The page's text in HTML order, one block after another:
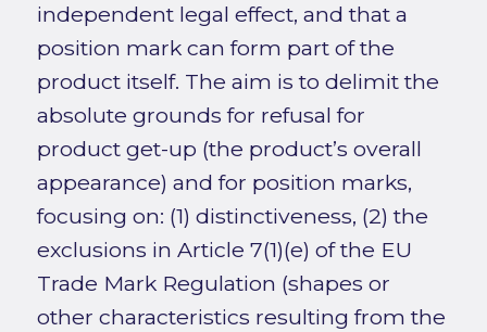
independent legal effect, and that a
position mark can form part of the
product itself. The aim is to delimit the
absolute grounds for refusal for
product get-up (the product’s overall
appearance) and for position marks,
focusing on: (1) distinctiveness, (2) the
exclusions in Article 7(1)(e) of the EU
Trade Mark Regulation (shapes or
other characteristics resulting from the